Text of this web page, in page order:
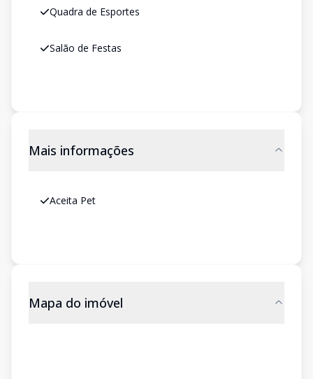
Quadra de Esportes
Salão de Festas
Mais informações
Aceita Pet
Mapa do imóvel